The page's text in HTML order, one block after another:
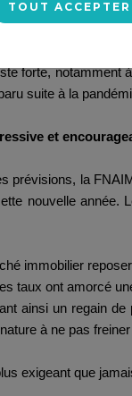
l’année 2024 a
Cette
ou
forte, notamment
suite à la
et
prévisions, la
nouvelle année.
immobilier
taux ont amorcé
ainsi un regain
à ne pas
exigeant que
TOUT ACCEPTER